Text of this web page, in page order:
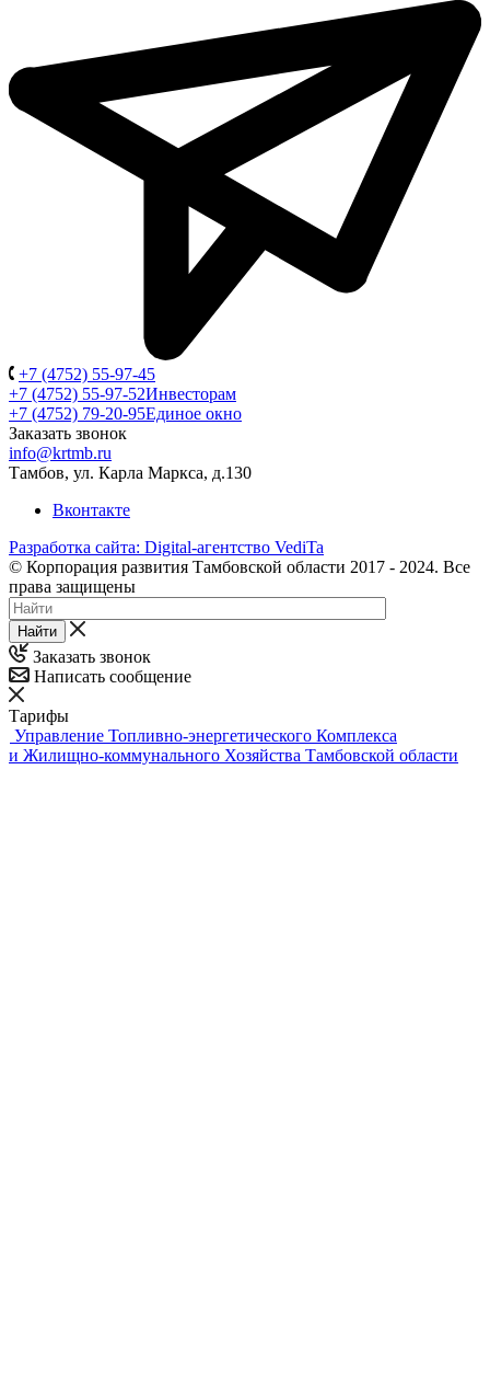
+7 (4752) 55-97-45
+7 (4752) 55-97-52Инвесторам
+7 (4752) 79-20-95Единое окно
Заказать звонок
info@krtmb.ru
Тамбов, ул. Карла Маркса, д.130
Вконтакте
Разработка сайта: Digital-агентство VediTa
© Корпорация развития Тамбовской области 2017 - 2024. Все
права защищены
Найти
Заказать звонок
Написать сообщение
Тарифы
Управление Топливно-энергетического Комплекса
и Жилищно-коммунального Хозяйства Тамбовской области